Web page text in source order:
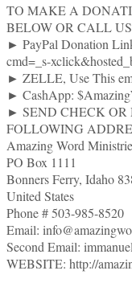
TO MAKE A
BELOW OR CALL
► PayPal Donation
cmd=_s-
► ZELLE, Use This
► CashApp:
► SEND CHECK OR
FOLLOWING
Amazing Word
PO Box 1111
Bonners Ferry, Idaho
United States
Phone # 503-985-8520
Email:
Second Email:
WEBSITE: http://